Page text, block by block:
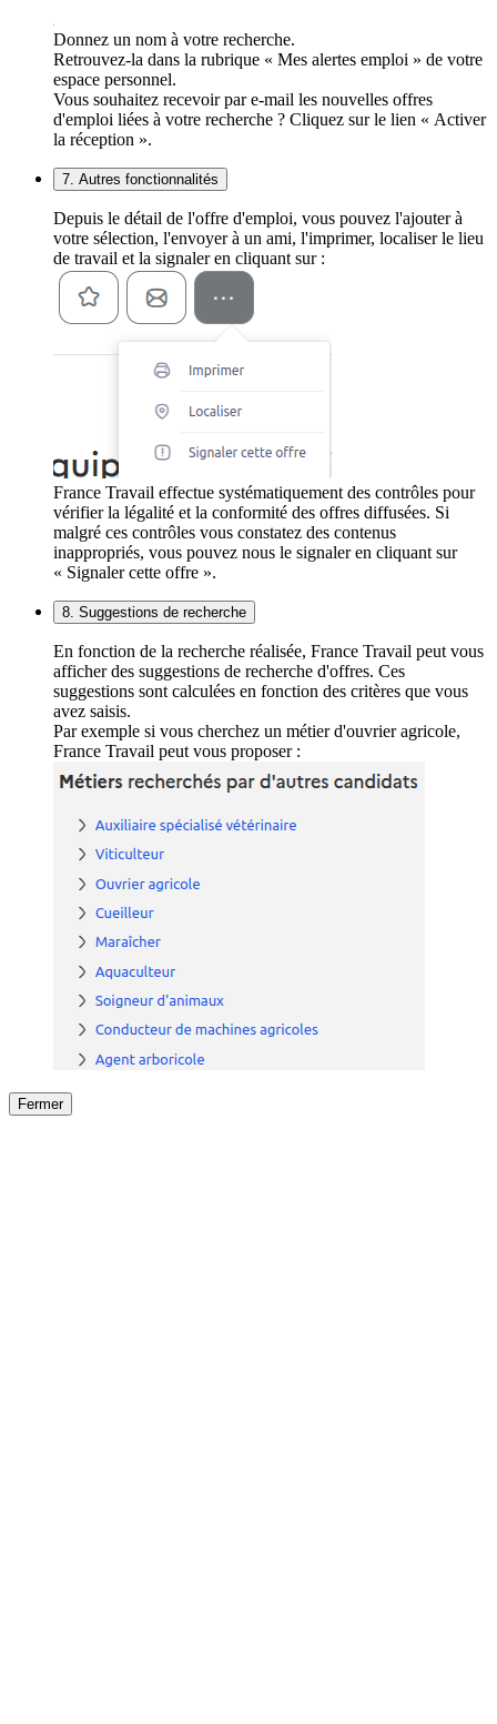
Donnez un nom à votre recherche.
Retrouvez-la dans la rubrique « Mes alertes emploi » de votre
espace personnel.
Vous souhaitez recevoir par e-mail les nouvelles offres
d'emploi liées à votre recherche ? Cliquez sur le lien « Activer
la réception ».
7. Autres fonctionnalités
Depuis le détail de l'offre d'emploi, vous pouvez l'ajouter à
votre sélection, l'envoyer à un ami, l'imprimer, localiser le lieu
de travail et la signaler en cliquant sur :
France Travail effectue systématiquement des contrôles pour
vérifier la légalité et la conformité des offres diffusées. Si
malgré ces contrôles vous constatez des contenus
inappropriés, vous pouvez nous le signaler en cliquant sur
« Signaler cette offre ».
8. Suggestions de recherche
En fonction de la recherche réalisée, France Travail peut vous
afficher des suggestions de recherche d'offres. Ces
suggestions sont calculées en fonction des critères que vous
avez saisis.
Par exemple si vous cherchez un métier d'ouvrier agricole,
France Travail peut vous proposer :
Fermer